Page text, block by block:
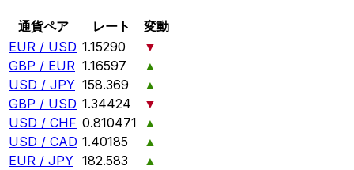
通貨ペア レート
変動
EUR / USD 1.15290
▼
GBP / EUR 1.16597
▲
USD / JPY 158.369
▲
GBP / USD 1.34424
▼
USD / CHF 0.810471
▲
USD / CAD 1.40185
▲
EUR / JPY 182.583
▲